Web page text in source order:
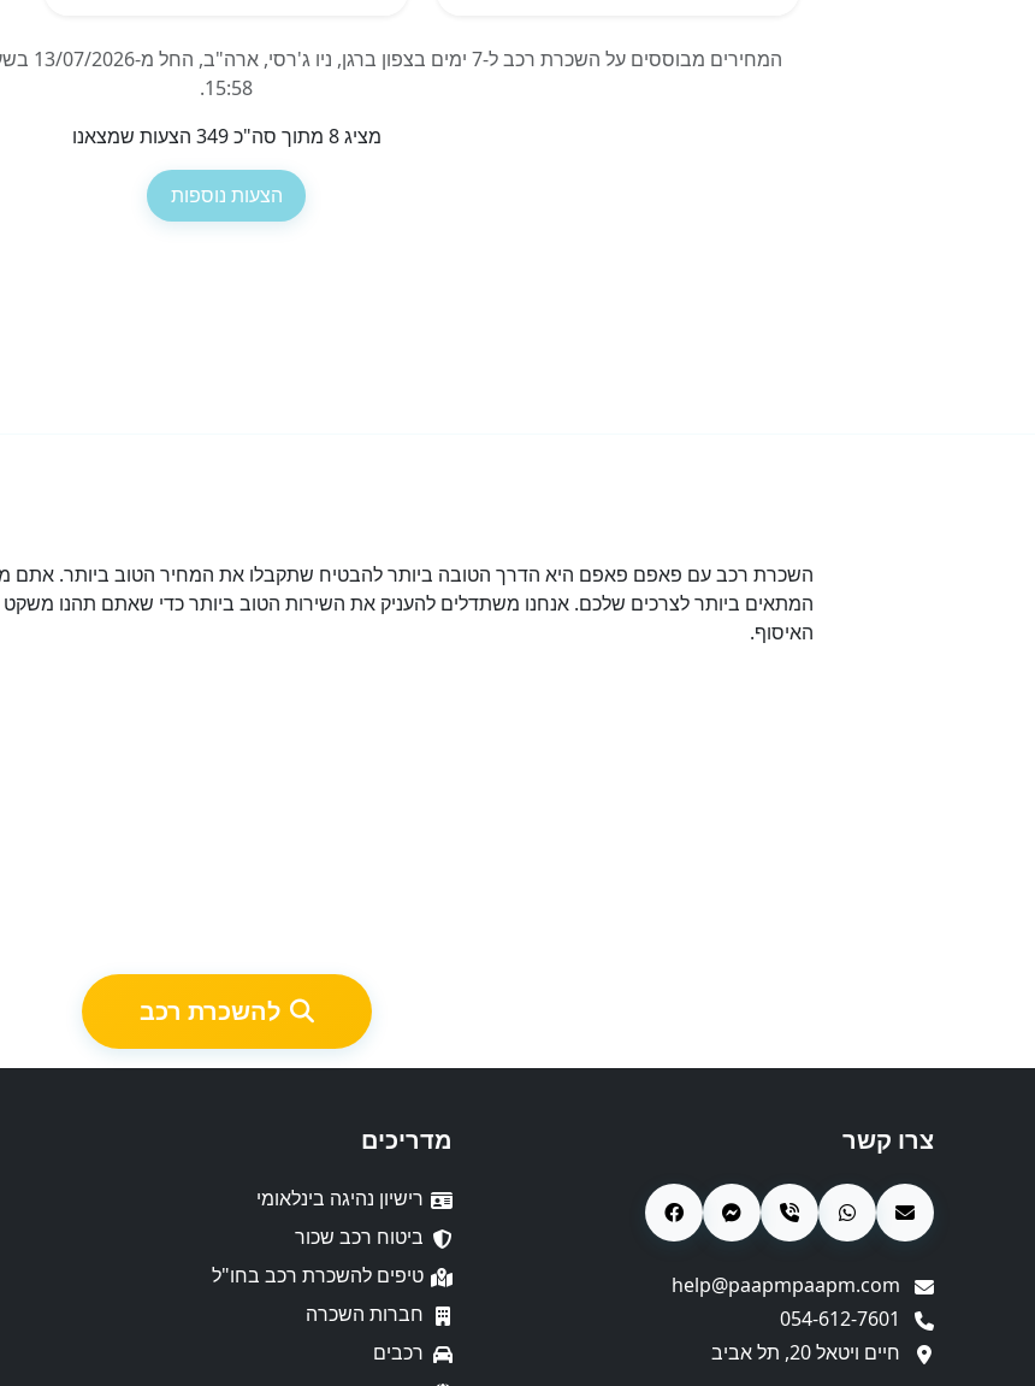
15:58.
מציג 8 מתוך סה"כ 349 הצעות שמצאנו
הצעות נוספות
השכרת רכב עם פאפם פאפם היא הדרך הטובה ביותר להבטיח שתקבלו את המחיר הטוב ביותר. אתם
המתאים ביותר לצרכים שלכם. אנחנו משתדלים להעניק את השירות הטוב ביותר כדי שאתם תהנו משקט
האיסוף.
להשכרת רכב
צרו קשר
חיים ויטאל 20, תל אביב
מדריכים
רישיון נהיגה בינלאומי
ביטוח רכב שכור
טיפים להשכרת רכב בחו"ל
חברות השכרה
רכבים